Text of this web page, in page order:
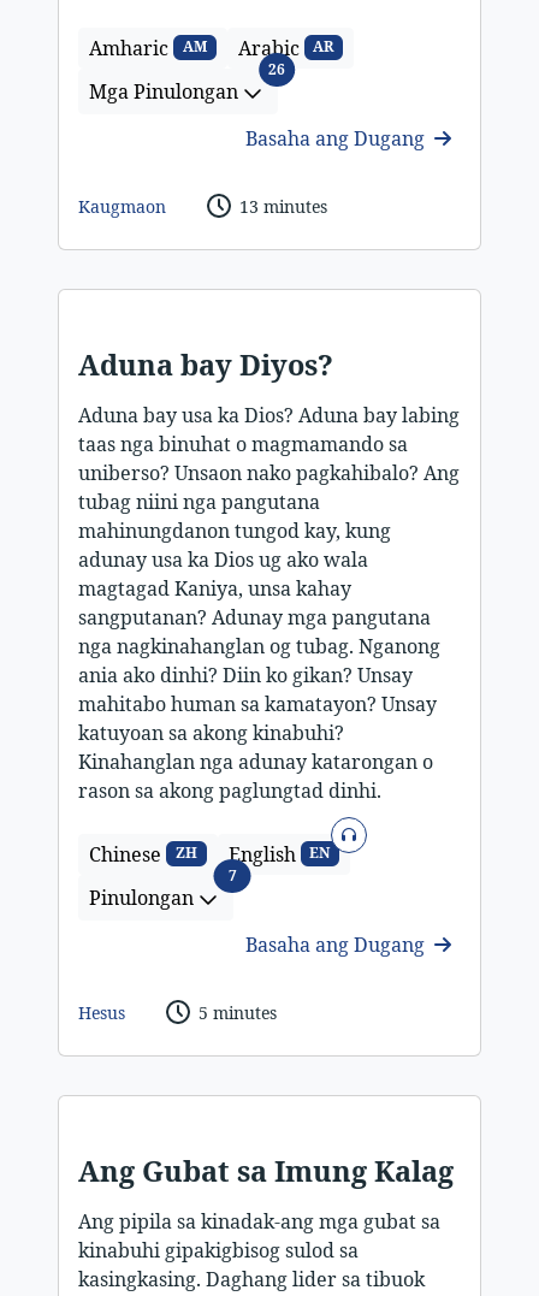
Amharic AM Arabic AR
Mga Pinulongan
26Mga Pinulongan
Basaha ang Dugang
Kaugmaon 13 minutes
Aduna bay Diyos?
Aduna bay usa ka Dios? Aduna bay labing
taas nga binuhat o magmamando sa
uniberso? Unsaon nako pagkahibalo? Ang
tubag niini nga pangutana
mahinungdanon tungod kay, kung
adunay usa ka Dios ug ako wala
magtagad Kaniya, unsa kahay
sangputanan? Adunay mga pangutana
nga nagkinahanglan og tubag. Nganong
ania ako dinhi? Diin ko gikan? Unsay
mahitabo human sa kamatayon? Unsay
katuyoan sa akong kinabuhi?
Kinahanglan nga adunay katarongan o
rason sa akong paglungtad dinhi.
Chinese ZH English EN
Sonido
Pinulongan
7Pinulongan
Basaha ang Dugang
Hesus 5 minutes
Ang Gubat sa Imung Kalag
Ang pipila sa kinadak-ang mga gubat sa
kinabuhi gipakigbisog sulod sa
kasingkasing. Daghang lider sa tibuok